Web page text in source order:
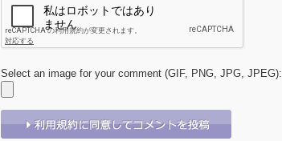
Select an image for your comment (GIF, PNG, JPG, JPEG):